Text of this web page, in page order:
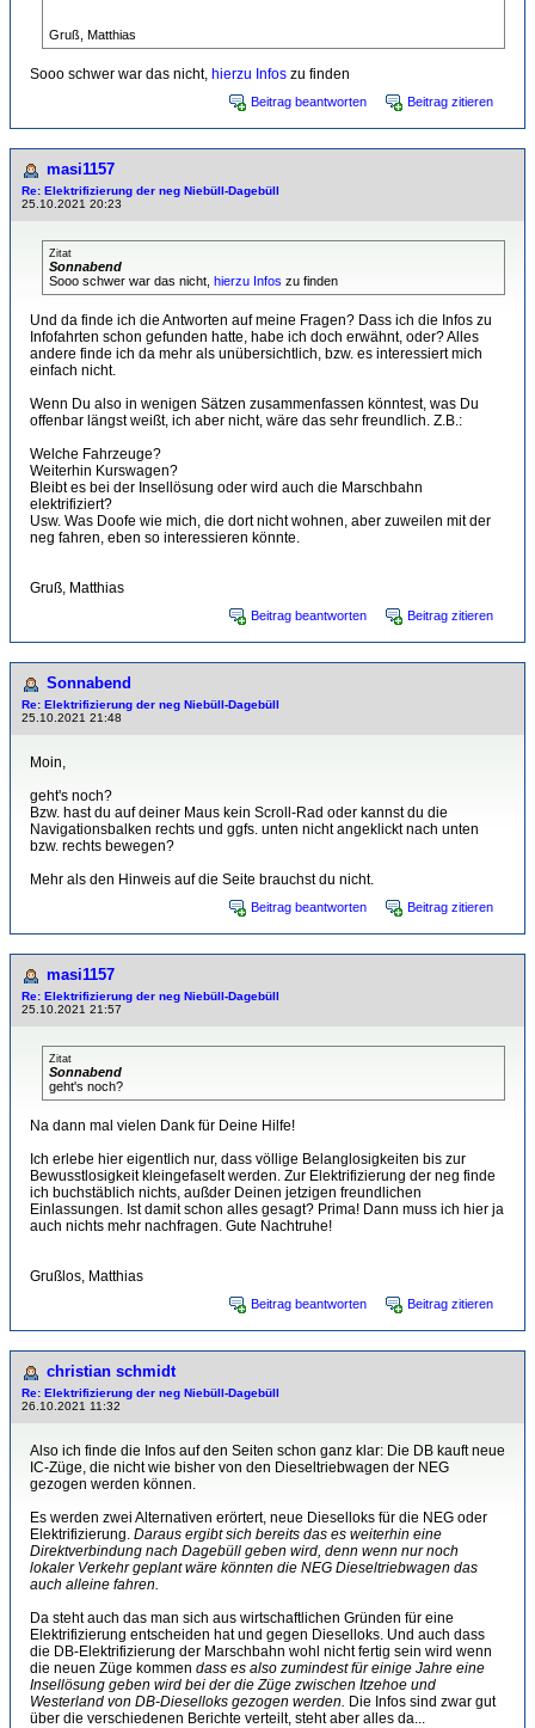
Gruß, Matthias
Sooo schwer war das nicht, hierzu Infos zu finden
Beitrag beantworten Beitrag zitieren
masi1157
Re: Elektrifizierung der neg Niebüll-Dagebüll
25.10.2021 20:23
Zitat
Sonnabend
Sooo schwer war das nicht, hierzu Infos zu finden
Und da finde ich die Antworten auf meine Fragen? Dass ich die Infos zu
Infofahrten schon gefunden hatte, habe ich doch erwähnt, oder? Alles
andere finde ich da mehr als unübersichtlich, bzw. es interessiert mich
einfach nicht.
Wenn Du also in wenigen Sätzen zusammenfassen könntest, was Du
offenbar längst weißt, ich aber nicht, wäre das sehr freundlich. Z.B.:
Welche Fahrzeuge?
Weiterhin Kurswagen?
Bleibt es bei der Insellösung oder wird auch die Marschbahn
elektrifiziert?
Usw. Was Doofe wie mich, die dort nicht wohnen, aber zuweilen mit der
neg fahren, eben so interessieren könnte.
Gruß, Matthias
Beitrag beantworten Beitrag zitieren
Sonnabend
Re: Elektrifizierung der neg Niebüll-Dagebüll
25.10.2021 21:48
Moin,
geht's noch?
Bzw. hast du auf deiner Maus kein Scroll-Rad oder kannst du die
Navigationsbalken rechts und ggfs. unten nicht angeklickt nach unten
bzw. rechts bewegen?
Mehr als den Hinweis auf die Seite brauchst du nicht.
Beitrag beantworten Beitrag zitieren
masi1157
Re: Elektrifizierung der neg Niebüll-Dagebüll
25.10.2021 21:57
Zitat
Sonnabend
geht's noch?
Na dann mal vielen Dank für Deine Hilfe!
Ich erlebe hier eigentlich nur, dass völlige Belanglosigkeiten bis zur
Bewusstlosigkeit kleingefaselt werden. Zur Elektrifizierung der neg finde
ich buchstäblich nichts, außder Deinen jetzigen freundlichen
Einlassungen. Ist damit schon alles gesagt? Prima! Dann muss ich hier ja
auch nichts mehr nachfragen. Gute Nachtruhe!
Grußlos, Matthias
Beitrag beantworten Beitrag zitieren
christian schmidt
Re: Elektrifizierung der neg Niebüll-Dagebüll
26.10.2021 11:32
Also ich finde die Infos auf den Seiten schon ganz klar: Die DB kauft neue
IC-Züge, die nicht wie bisher von den Dieseltriebwagen der NEG
gezogen werden können.
Es werden zwei Alternativen erörtert, neue Dieselloks für die NEG oder
Elektrifizierung. Daraus ergibt sich bereits das es weiterhin eine
Direktverbindung nach Dagebüll geben wird, denn wenn nur noch
lokaler Verkehr geplant wäre könnten die NEG Dieseltriebwagen das
auch alleine fahren.
Da steht auch das man sich aus wirtschaftlichen Gründen für eine
Elektrifizierung entscheiden hat und gegen Dieselloks. Und auch dass
die DB-Elektrifizierung der Marschbahn wohl nicht fertig sein wird wenn
die neuen Züge kommen dass es also zumindest für einige Jahre eine
Insellösung geben wird bei der die Züge zwischen Itzehoe und
Westerland von DB-Dieselloks gezogen werden. Die Infos sind zwar gut
über die verschiedenen Berichte verteilt, steht aber alles da...